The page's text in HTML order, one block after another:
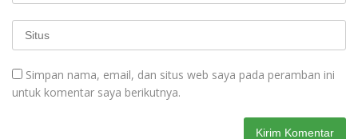
Simpan nama, email, dan situs web saya pada peramban ini
untuk komentar saya berikutnya.